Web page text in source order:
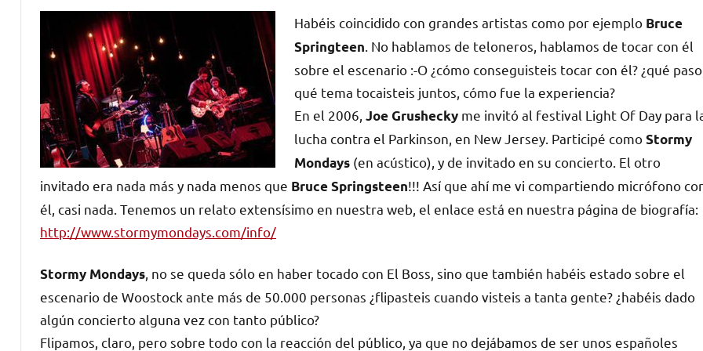
Habéis coincidido con grandes artistas como por ejemplo Bruce
Springteen . No hablamos de teloneros, hablamos de tocar con él
sobre el escenario :-O ¿cómo conseguisteis tocar con él? ¿qué paso,
qué tema tocaisteis juntos, cómo fue la experiencia?
En el 2006, Joe Grushecky me invitó al festival Light Of Day para
lucha contra el Parkinson, en New Jersey. Participé comoStormy
Mondays (en acústico), y de invitado en su concierto. El otro
invitado era nada más y nada menos que Bruce Springsteen!!! Así que ahí me vi compartiendo micrófono
él, casi nada. Tenemos un relato extensísimo en nuestra web, el enlace está en nuestra página de biografía:
http://www.stormymondays.com/info/
Stormy Mondays , no se queda sólo en haber tocado con El Boss, sino que también habéis estado sobre el
escenario de Woostock ante más de 50.000 personas ¿flipasteis cuando visteis a tanta gente? ¿habéis dado
algún concierto alguna vez con tanto público?
Flipamos, claro, pero sobre todo con la reacción del público, ya que no dejábamos de ser unos españoles